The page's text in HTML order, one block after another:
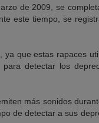
de 2009, se
este tiempo, se
que estas rapaces
detectar los
más sonidos
de detectar a sus